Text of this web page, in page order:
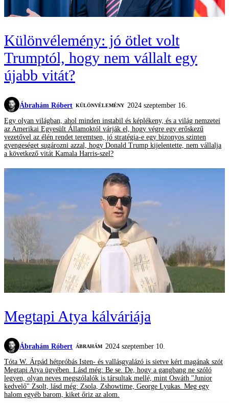
Különvélemény: jó ötlet volt
Trumptól, hogy nem vállalt egy
újabb vitát?
Ábrahám Róbert KÜLÖNVÉLEMÉNY
2024 szeptember 16.
Egy olyan világban, ahol minden instabil és képlékeny, és a világ nemzetei
az Amerikai Egyesült Államoktól várják el, hogy végre egy erőskezű
vezetővel az élén rendet teremtsen, jó stratégia-e egy bizonyos szinten
gyengeséget sugározni azzal, hogy Donald Trump kijelentette, nem vállalja
a következő vitát Kamala Harris-szel?
Megtapi Atya kálváriája
Ábrahám Róbert ÁBRAHÁM
2024 szeptember 10.
Tóta W. Árpád hétpróbás Isten- és vallásgyalázó is sietve kért magának szót
Megtapi Atya ügyében. Lásd még: Be se. De, hogy a gangbang ne szóló
legyen, olyan neves megszólalók is társultak mellé, mint Osváth "Junior
kedvelő" Zsolt, lásd még: Zsola, Zshowtime, George Lyukas. Meg egy
halom egyéb barom, kiket őriz az alom.